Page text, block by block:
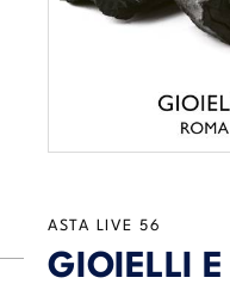
ASTA LIVE 56
GIOIELLI